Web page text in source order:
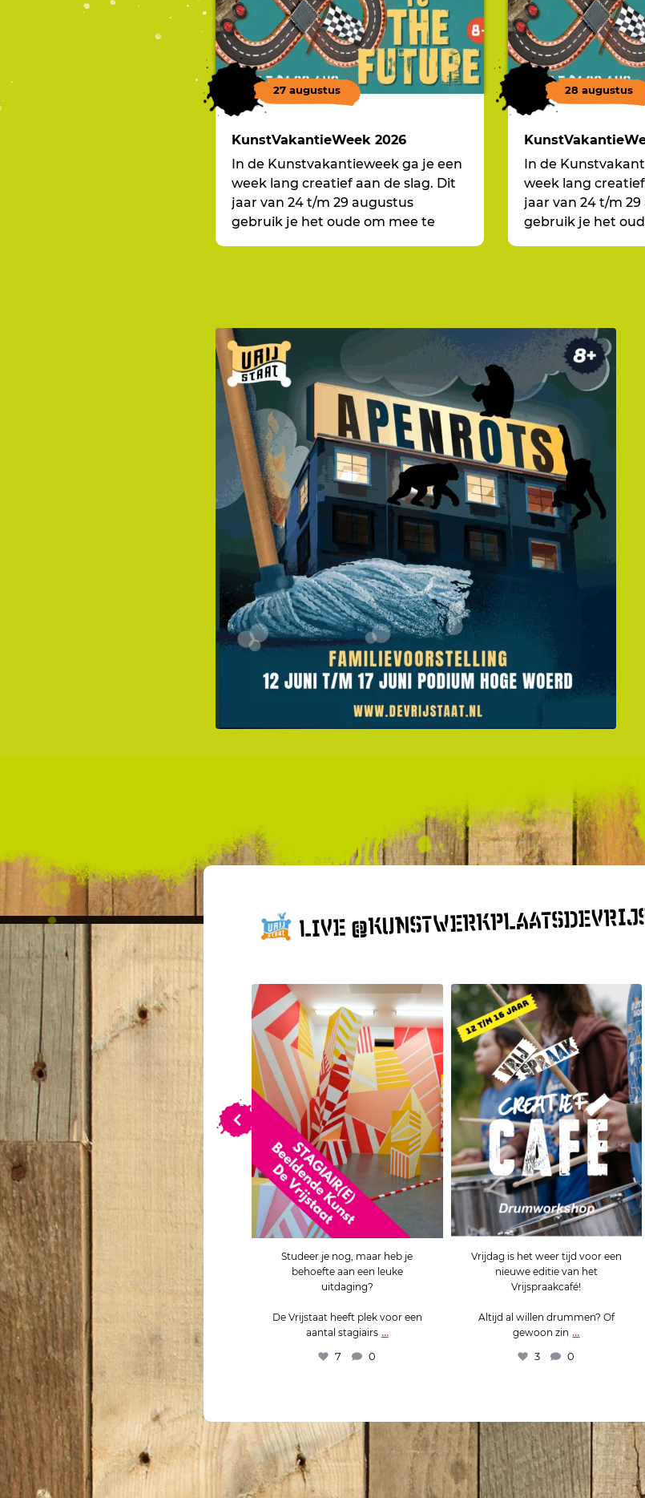
27 augustus
KunstVakantieWeek 2026
In de Kunstvakantieweek ga je een
week lang creatief aan de slag. Dit
jaar van 24 t/m 29 augustus
gebruik je het oude om mee te
28 augustus
In de
week lang
jaar van 24 t/m
gebruik je het
LIVE
Jul 28
Studeer je nog, maar heb je
behoefte aan een leuke
uitdaging?
De Vrijstaat heeft plek voor een
aantal stagiairs ...
7 0
Jul 2
Vrijdag is het weer tijd voor een
nieuwe editie van het
Vrijspraakcafé!
Altijd al willen drummen? Of
gewoon zin ...
3 0